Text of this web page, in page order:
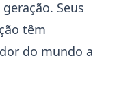
Seus
têm
do mundo a